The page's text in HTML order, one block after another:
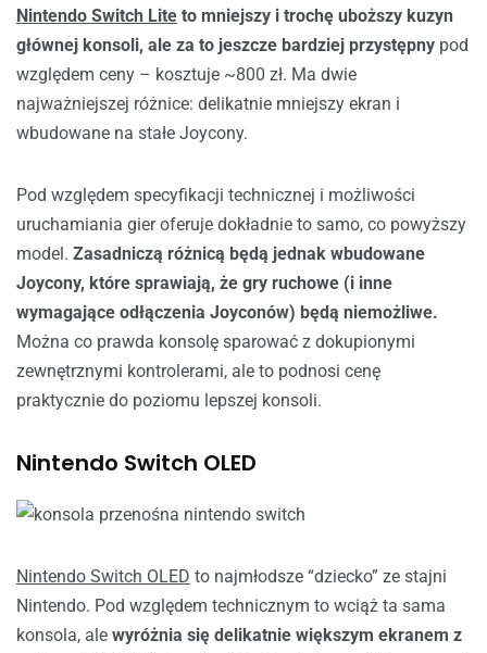
Nintendo Switch Lite to mniejszy i trochę uboższy kuzyn
głównej konsoli, ale za to jeszcze bardziej przystępny pod
względem ceny – kosztuje ~800 zł. Ma dwie
najważniejszej różnice: delikatnie mniejszy ekran i
wbudowane na stałe Joycony.
Pod względem specyfikacji technicznej i możliwości
uruchamiania gier oferuje dokładnie to samo, co powyższy
model. Zasadniczą różnicą będą jednak wbudowane
Joycony, które sprawiają, że gry ruchowe (i inne
wymagające odłączenia Joyconów) będą niemożliwe.
Można co prawda konsolę sparować z dokupionymi
zewnętrznymi kontrolerami, ale to podnosi cenę
praktycznie do poziomu lepszej konsoli.
Nintendo Switch OLED
Nintendo Switch OLED to najmłodsze “dziecko” ze stajni
Nintendo. Pod względem technicznym to wciąż ta sama
konsola, ale wyróżnia się delikatnie większym ekranem z